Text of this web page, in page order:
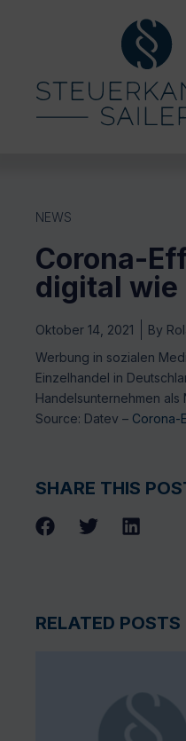
NEWS
Corona-
digital wie
Oktober 14, 2021 By
Werbung in sozialen
Einzelhandel in
Handelsunternehmen
Source: Datev – Corona-
SHARE THIS
RELATED POSTS